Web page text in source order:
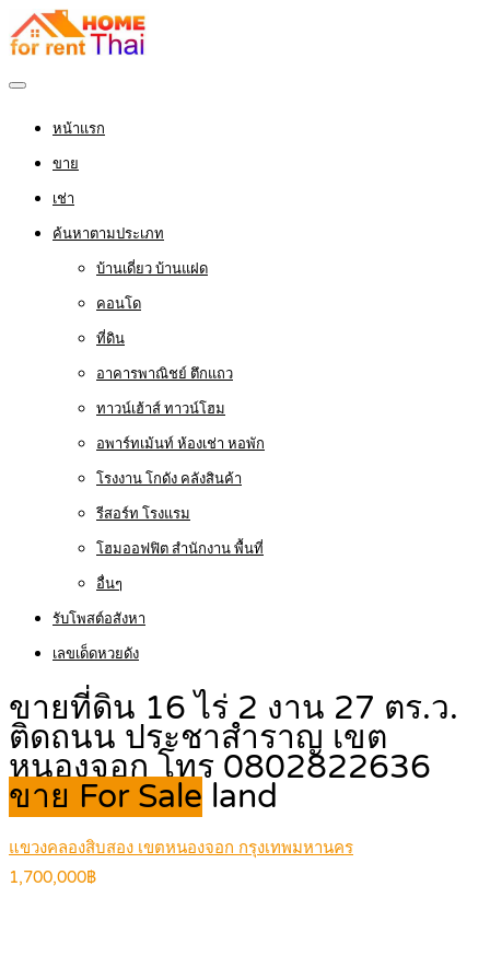
หน้าแรก
ขาย
เช่า
ค้นหาตามประเภท
บ้านเดี่ยว บ้านแฝด
คอนโด
ที่ดิน
อาคารพาณิชย์ ตึกแถว
ทาวน์เฮ้าส์ ทาวน์โฮม
อพาร์ทเม้นท์ ห้องเช่า หอพัก
โรงงาน โกดัง คลังสินค้า
รีสอร์ท โรงแรม
โฮมออฟฟิต สำนักงาน พื้นที่
อื่นๆ
รับโพสต์อสังหา
เลขเด็ดหวยดัง
ขายที่ดิน 16 ไร่ 2 งาน 27 ตร.ว.
ติดถนน ประชาสำราญ เขต
หนองจอก โทร 0802822636
ขาย For Sale land
แขวงคลองสิบสอง เขตหนองจอก กรุงเทพมหานคร
1,700,000฿